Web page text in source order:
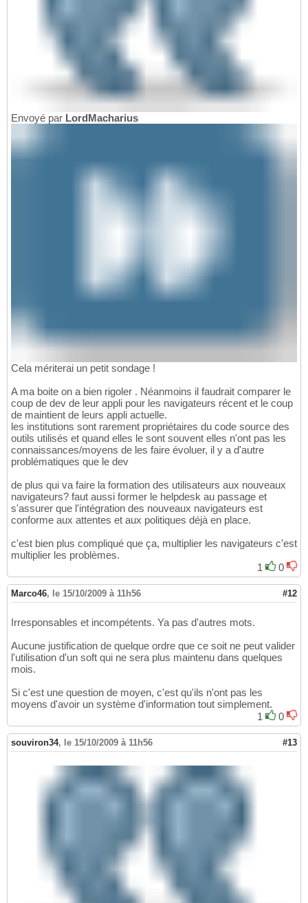
Envoyé par LordMacharius
Cela mériterai un petit sondage !
A ma boite on a bien rigoler . Néanmoins il faudrait comparer le
coup de dev de leur appli pour les navigateurs récent et le coup
de maintient de leurs appli actuelle.
les institutions sont rarement propriétaires du code source des
outils utilisés et quand elles le sont souvent elles n'ont pas les
connaissances/moyens de les faire évoluer, il y a d'autre
problématiques que le dev
de plus qui va faire la formation des utilisateurs aux nouveaux
navigateurs? faut aussi former le helpdesk au passage et
s'assurer que l'intégration des nouveaux navigateurs est
conforme aux attentes et aux politiques déjà en place.
c'est bien plus compliqué que ça, multiplier les navigateurs c'est
multiplier les problèmes.
1
0
Marco46, le 15/10/2009 à 11h56 #12
Irresponsables et incompétents. Ya pas d'autres mots.
Aucune justification de quelque ordre que ce soit ne peut valider
l'utilisation d'un soft qui ne sera plus maintenu dans quelques
mois.
Si c'est une question de moyen, c'est qu'ils n'ont pas les
moyens d'avoir un système d'information tout simplement.
1
0
souviron34, le 15/10/2009 à 11h56 #13